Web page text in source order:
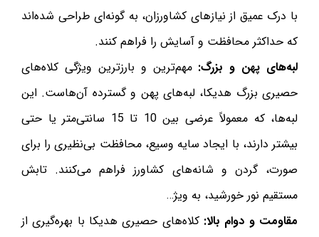
با درک عمیق از نیازهای کشاورزان، به گونه‌ای طراحی شده‌اند
که حداکثر محافظت و آسایش را فراهم کنند.
لبه‌های پهن و بزرگ: مهم‌ترین و بارزترین ویژگی کلاه‌های
حصیری بزرگ هدیکا، لبه‌های پهن و گسترده آن‌هاست. این
لبه‌ها، که معمولاً عرضی بین 10 تا 15 سانتی‌متر یا حتی
بیشتر دارند، با ایجاد سایه وسیع، محافظت بی‌نظیری را برای
صورت، گردن و شانه‌های کشاورز فراهم می‌کنند. تابش
مستقیم نور خورشید، به ویژ…
مقاومت و دوام بالا: کلاه‌های حصیری هدیکا با بهره‌گیری از